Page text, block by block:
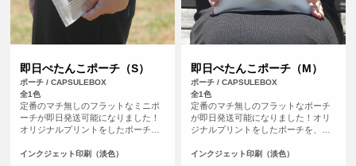
即日ぺたんこポーチ（S）
ポーチ / CAPSULEBOX
全1色
定番のマチ無しのフラットなミニポ
ーチが即日発送可能になりました！
オリジナルプリントをしたポーチ
済完了）で、その日に発送する超短
インクジェット印刷（淡色）
即日ぺたんこポーチ（M）
ポーチ / CAPSULEBOX
全1色
定番のマチ無しのフラットなポーチ
が即日発送可能になりました！オリ
ジナルプリントをしたポーチを、平
了）で、その日に発送する超短納期
インクジェット印刷（淡色）